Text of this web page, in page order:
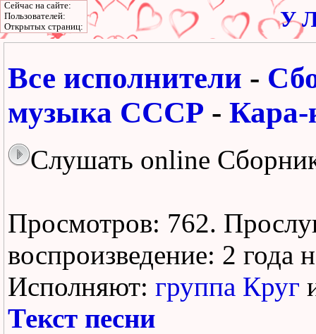
У
Все исполнители -
музыка СССР - Кара-
Слушать online
Просмотров: 762.
воспроизведение: 2 года
Исполняют: группа Круг
Текст песни
Сейчас на сайте:
Пользователей:
Открытых страниц: